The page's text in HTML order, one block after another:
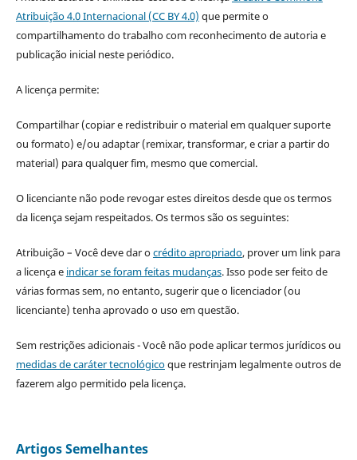
Atribuição 4.0 Internacional (CC BY 4.0) que permite o
compartilhamento do trabalho com reconhecimento de autoria e
publicação inicial neste periódico.
A licença permite:
Compartilhar (copiar e redistribuir o material em qualquer suporte
ou formato) e/ou adaptar (remixar, transformar, e criar a partir do
material) para qualquer fim, mesmo que comercial.
O licenciante não pode revogar estes direitos desde que os termos
da licença sejam respeitados. Os termos são os seguintes:
Atribuição – Você deve dar ocrédito apropriado, prover um link para
a licença e indicar se foram feitas mudanças. Isso pode ser feito de
várias formas sem, no entanto, sugerir que o licenciador (ou
licenciante) tenha aprovado o uso em questão.
Sem restrições adicionais - Você não pode aplicar termos jurídicos ou
medidas de caráter tecnológicoque restrinjam legalmente outros de
fazerem algo permitido pela licença.
Artigos Semelhantes